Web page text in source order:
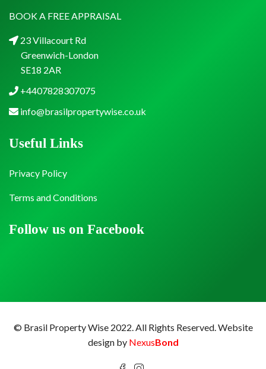
BOOK A FREE APPRAISAL
23 Villacourt Rd
Greenwich-London
SE18 2AR
+4407828307075
info@brasilpropertywise.co.uk
Follow us on Facebook
Useful Links
Privacy Policy
Terms and Conditions
© Brasil Property Wise 2022. All Rights Reserved.Website
design by NexusBond